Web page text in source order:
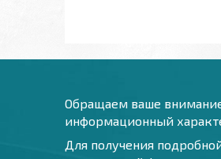
Обращаем ваше внимание
информационный
Для получения